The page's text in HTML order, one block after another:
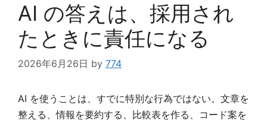
AI の答えは、採用され
たときに責任になる
2026年6月26日 by 774
AI を使うことは、すでに特別な行為ではない。文章を
整える、情報を要約する、比較表を作る、コード案を